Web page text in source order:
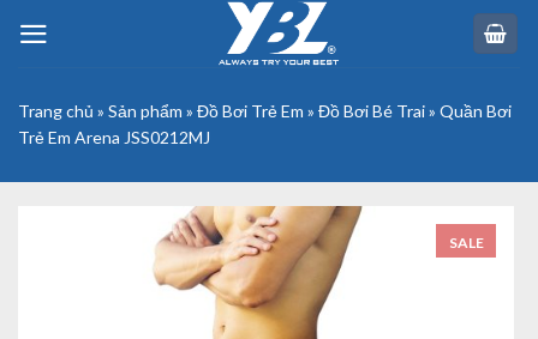
Trang chủ » Sản phẩm » Đồ Bơi Trẻ Em » Đồ Bơi Bé Trai» Quần Bơi
Trẻ Em Arena JSS0212MJ
SALE